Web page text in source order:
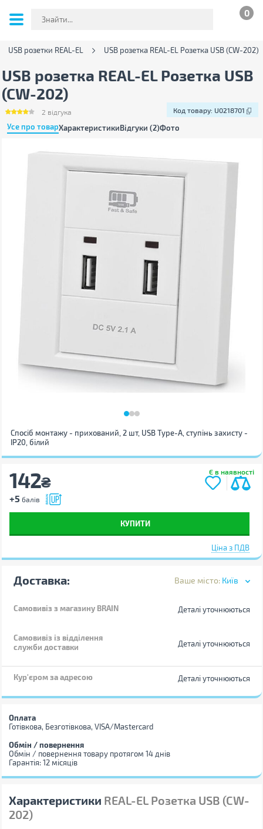
0
USB розетки REAL-EL USB розетка REAL-EL Розетка USB (CW-202)
USB розетка REAL-EL Розетка USB
(CW-202)
Усе про товарХарактеристикиВідгуки (2)Фото
2 відгука Код товару: U0218701
Спосіб монтажу - прихований, 2 шт, USB Type-A, ступінь захисту -
IP20, білий
142₴
+5 балів
Є в наявності
КУПИТИ
Ціна з ПДВ
Доставка: Ваше місто: Київ
Самовивіз з магазину BRAIN Деталі уточнюються
Самовивіз із відділення
служби доставки
Деталі уточнюються
Кур'єром за адресою Деталі уточнюються
Оплата
Готівкова, Безготівкова, VISA/Mastercard
Обмін / повернення
Обмін / повернення товару протягом 14 днів
Гарантія: 12 місяців
Характеристики REAL-EL Розетка USB (CW-
202)